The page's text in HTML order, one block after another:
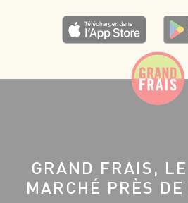
GRAND FRAIS,
MARCHÉ PRÈS